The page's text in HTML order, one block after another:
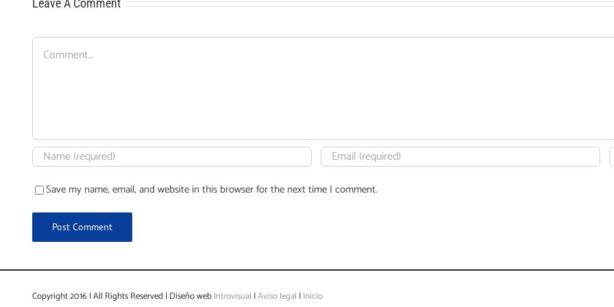
Leave A Comment
Comment
Save my name, email, and website in this browser for the next time I comment.
Copyright 2016 | All Rights Reserved | Diseño webIntrovisual |Aviso legal |Inicio